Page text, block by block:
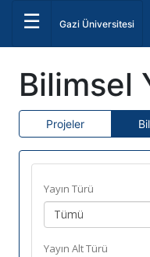
☰ Gazi Üniversitesi
Bilimsel
Projeler